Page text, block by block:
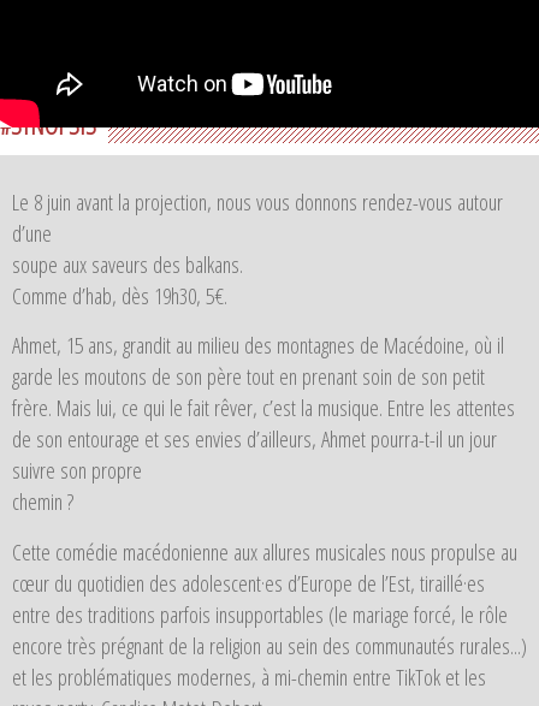
#SYNOPSIS
Le 8 juin avant la projection, nous vous donnons rendez-vous autour
d’une
soupe aux saveurs des balkans.
Comme d’hab, dès 19h30, 5€.
Ahmet, 15 ans, grandit au milieu des montagnes de Macédoine, où il
garde les moutons de son père tout en prenant soin de son petit
frère. Mais lui, ce qui le fait rêver, c’est la musique. Entre les attentes
de son entourage et ses envies d’ailleurs, Ahmet pourra-t-il un jour
suivre son propre
chemin ?
Cette comédie macédonienne aux allures musicales nous propulse au
cœur du quotidien des adolescent·es d’Europe de l’Est, tiraillé·es
entre des traditions parfois insupportables (le mariage forcé, le rôle
encore très prégnant de la religion au sein des communautés rurales...)
et les problématiques modernes, à mi-chemin entre TikTok et les